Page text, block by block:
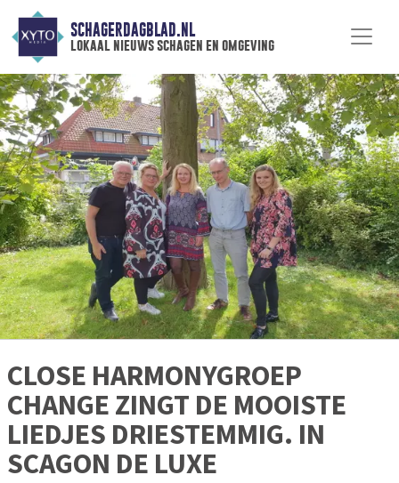
SCHAGERDAGBLAD.NL
lokaal nieuws schagen en omgeving
CLOSE HARMONYGROEP
CHANGE ZINGT DE MOOISTE
LIEDJES DRIESTEMMIG. IN
SCAGON DE LUXE